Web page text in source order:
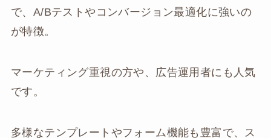
で、A/Bテストやコンバージョン最適化に強いの
が特徴。
マーケティング重視の方や、広告運用者にも人気
です。
多様なテンプレートやフォーム機能も豊富で、ス